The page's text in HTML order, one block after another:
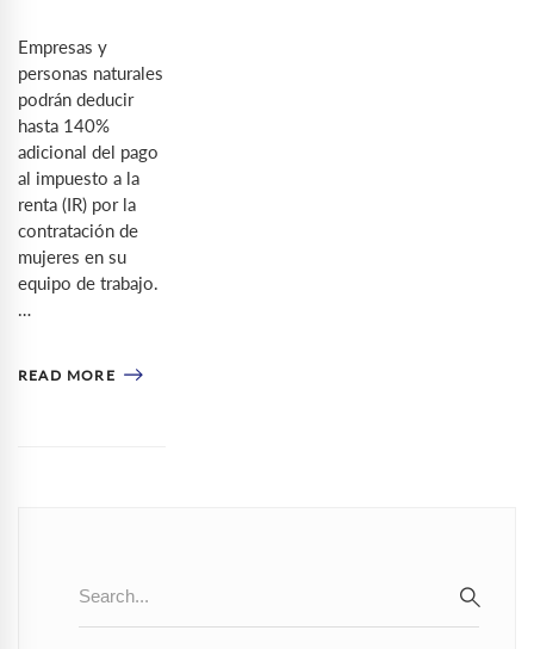
Empresas y
personas naturales
podrán deducir
hasta 140%
adicional del pago
al impuesto a la
renta (IR) por la
contratación de
mujeres en su
equipo de trabajo.
…
READ MORE
for: